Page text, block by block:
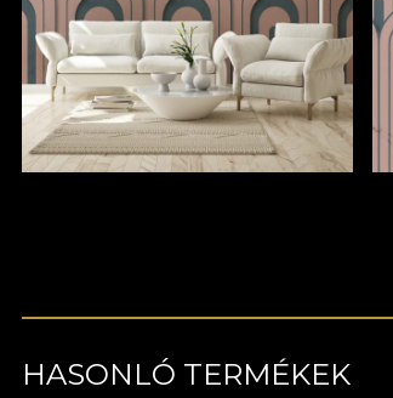
HASONLÓ TERMÉKEK